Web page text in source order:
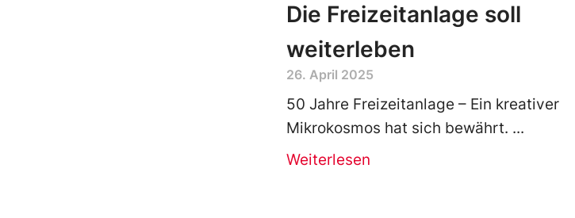
Die Freizeitanlage soll
weiterleben
26. April 2025
50 Jahre Freizeitanlage – Ein kreativer
Mikrokosmos hat sich bewährt.
Weiterlesen